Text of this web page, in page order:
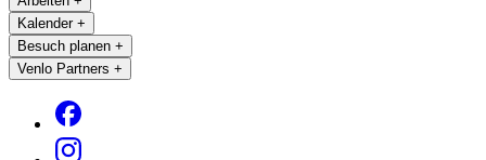
Kalender +
Besuch planen +
Venlo Partners +